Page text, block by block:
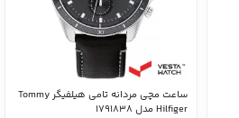
ساعت مچی مردانه تامی هیلفیگر Tommy
Hilfiger مدل 1791838